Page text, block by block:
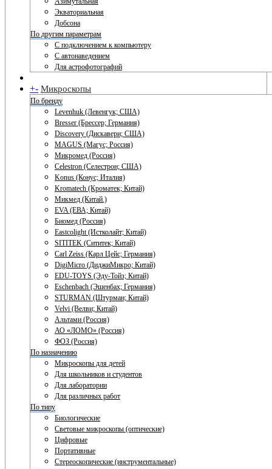
Экваториальная
Добсона
По другим параметрам
С подключением к компьютеру
С автонаведением
Для астрофотографий
+- Микроскопы
По бренду
Levenhuk (Левенгук; США)
Bresser (Брессер; Германия)
Discovery (Дискавери; США)
MAGUS (Магус; Россия)
Микромед (Россия)
Celestron (Селестрон; США)
Konus (Конус; Италия)
Kromatech (Кроматек; Китай)
Микмед (Китай.)
EVA (ЕВА; Китай)
Биомед (Россия)
Eastcolight (Истколайт; Китай)
SITITEK (Сититек; Китай)
Carl Zeiss (Карл Цейс; Германия)
DigiMicro (ДиджиМикро; Китай)
EDU-TOYS (Эду-Тойз; Китай)
Eschenbach (Эшенбах; Германия)
STURMAN (Штурман; Китай)
Velvi (Велви; Китай)
Альтами (Россия)
АО «ЛОМО» (Россия)
ФОЗ (Россия)
По назначению
Микроскопы для детей
Для школьников и студентов
Для лаборатории
Для различных работ
По типу
Биологические
Световые микроскопы (оптические)
Цифровые
Портативные
Стереоскопические (инструментальные)